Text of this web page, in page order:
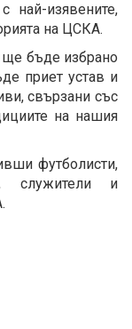
най-изявените,
на ЦСКА.
бъде избрано
приет устав и
свързани със
на нашия
футболисти,
служители и